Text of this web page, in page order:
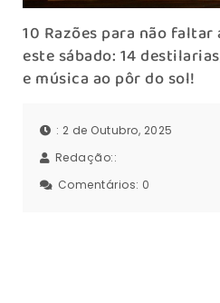
10 Razões para não
este sábado: 14
e música ao pôr do sol!
: 2 de Outubro, 2025
Redação::
Comentários: 0